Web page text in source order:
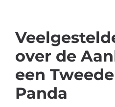
over de
een
Panda